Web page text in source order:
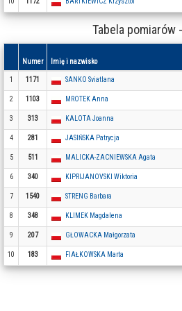
Tabela pomiarów
Numer Imię i nazwisko
1 1171 SANKO Sviatlana
2 1103 MROTEK Anna
3 313 KALOTA Joanna
4 281 JASIŃSKA Patrycja
5 511 MALICKA-ZACNIEWSKA Agata
6 340 KIPRIJANOVSKI Wiktoria
7 1540 STRENG Barbara
8 348 KLIMEK Magdalena
9 207 GŁOWACKA Małgorzata
10 183 FIAŁKOWSKA Marta